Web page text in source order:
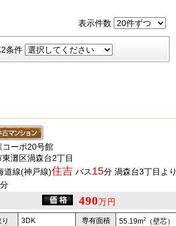
表示件数
条件
コーポ20号館
東灘区渦森台2丁目
道線(神戸線)住吉 バス15分 渦森台3丁目より
分
490万円
3DK 専有面積 55.19m2
（壁芯）